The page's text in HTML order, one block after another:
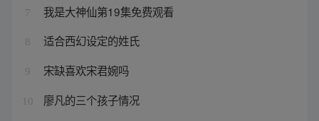
7 我是大神仙第19集免费观看
8 适合西幻设定的姓氏
9 宋缺喜欢宋君婉吗
10 廖凡的三个孩子情况